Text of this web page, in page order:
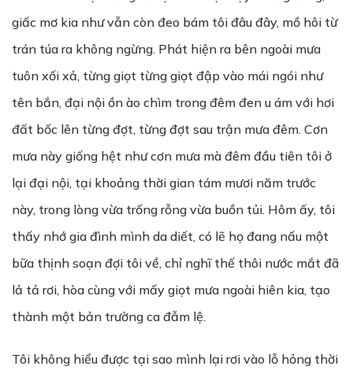
giấc mơ kia như vẫn còn đeo bám tôi đâu đây, mồ hôi từ
trán túa ra không ngừng. Phát hiện ra bên ngoài mưa
tuôn xối xả, từng giọt từng giọt đập vào mái ngói như
tên bắn, đại nội ồn ào chìm trong đêm đen u ám với hơi
đất bốc lên từng đợt, từng đợt sau trận mưa đêm. Cơn
mưa này giống hệt như cơn mưa mà đêm đầu tiên tôi ở
lại đại nội, tại khoảng thời gian tám mươi năm trước
này, trong lòng vừa trống rỗng vừa buồn tủi. Hôm ấy, tôi
thấy nhớ gia đình mình da diết, có lẽ họ đang nấu một
bữa thịnh soạn đợi tôi về, chỉ nghĩ thế thôi nước mắt đã
lả tả rơi, hòa cùng với mấy giọt mưa ngoài hiên kia, tạo
thành một bản trường ca đẫm lệ.
Tôi không hiểu được tại sao mình lại rơi vào lỗ hỏng thời